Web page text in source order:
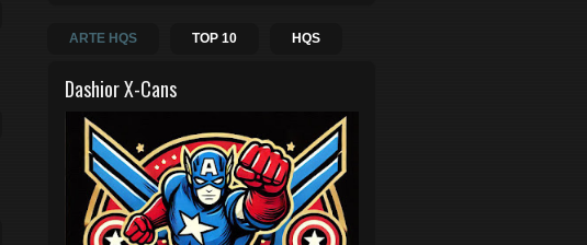
ARTE HQS TOP 10 HQS
Dashior X-Cans